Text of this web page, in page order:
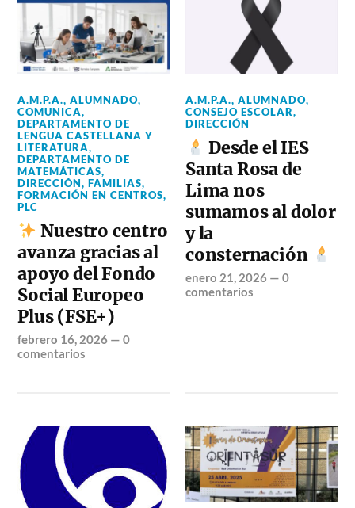
A.M.P.A.,ALUMNADO,
COMUNICA,
DEPARTAMENTO DE
LENGUA CASTELLANA Y
LITERATURA,
DEPARTAMENTO DE
MATEMÁTICAS,
DIRECCIÓN,FAMILIAS,
FORMACIÓN EN CENTROS,
PLC
Nuestro centro
avanza gracias al
apoyo del Fondo
Social Europeo
Plus (FSE+)
febrero 16, 2026 —0
comentarios
A.M.P.A.,ALUMNADO,
CONSEJO ESCOLAR,
DIRECCIÓN
Desde el IES
Santa Rosa de
Lima nos
sumamos al dolor
y la
consternación
enero 21, 2026 —0
comentarios